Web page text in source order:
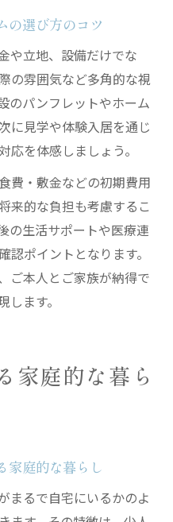
の選び方のコツ
や立地、設備だけでな
の雰囲気など多角的な視
のパンフレットやホーム
に見学や体験入居を通じ
応を体感しましょう。
費・敷金などの初期費用
来的な負担も考慮するこ
の生活サポートや医療連
ポイントとなります。
ご本人とご家族が納得で
ます。
家庭的な暮ら
家庭的な暮らし
まるで自宅にいるかのよ